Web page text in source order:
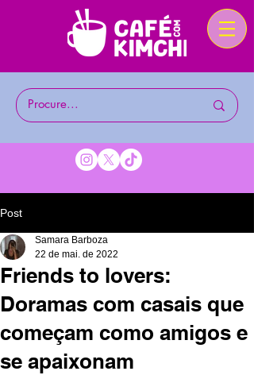
Post
Friends to lovers:
Doramas com casais que
começam como amigos e
se apaixonam
Samara Barboza
22 de mai. de 2022